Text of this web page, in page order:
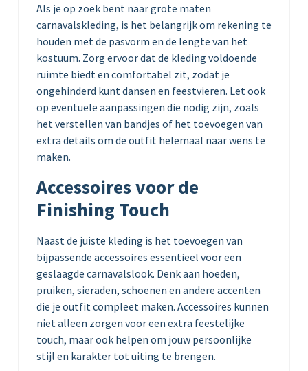
Als je op zoek bent naar grote maten
carnavalskleding, is het belangrijk om rekening te
houden met de pasvorm en de lengte van het
kostuum. Zorg ervoor dat de kleding voldoende
ruimte biedt en comfortabel zit, zodat je
ongehinderd kunt dansen en feestvieren. Let ook
op eventuele aanpassingen die nodig zijn, zoals
het verstellen van bandjes of het toevoegen van
extra details om de outfit helemaal naar wens te
maken.
Accessoires voor de
Finishing Touch
Naast de juiste kleding is het toevoegen van
bijpassende accessoires essentieel voor een
geslaagde carnavalslook. Denk aan hoeden,
pruiken, sieraden, schoenen en andere accenten
die je outfit compleet maken. Accessoires kunnen
niet alleen zorgen voor een extra feestelijke
touch, maar ook helpen om jouw persoonlijke
stijl en karakter tot uiting te brengen.